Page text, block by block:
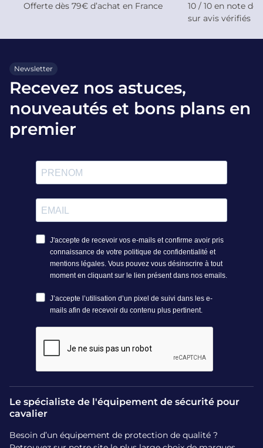
Offerte dès 79€ d’achat en France
10 / 10 en note
sur avis vérifiés
Newsletter
Recevez nos astuces,
nouveautés et bons plans en
premier
Le spécialiste de l'équipement de sécurité pour
cavalier
Besoin d’un équipement de protection de qualité ?